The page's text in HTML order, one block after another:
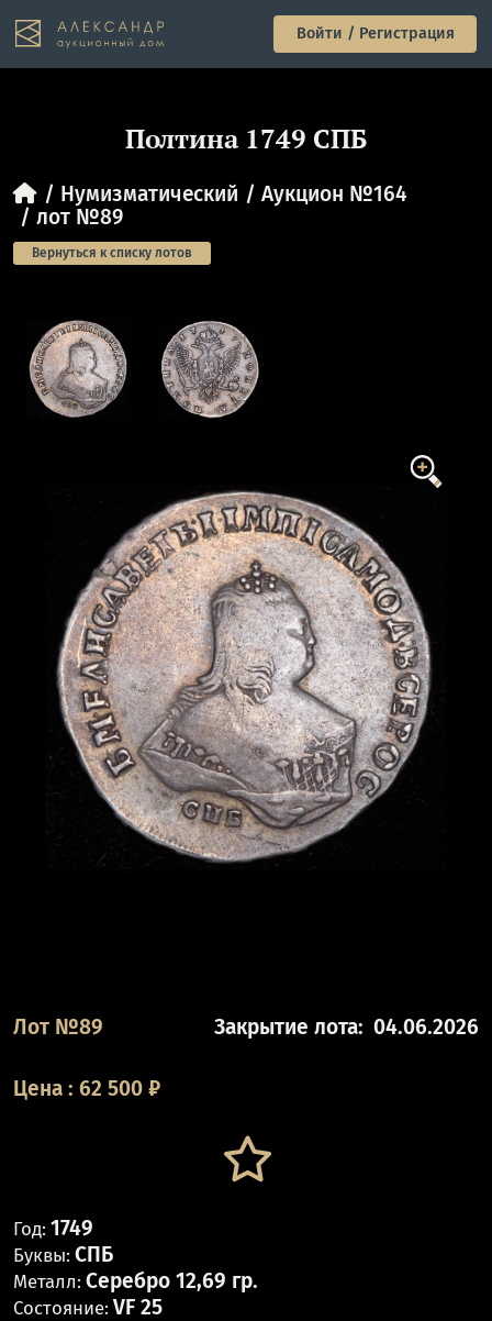
Войти / Регистрация
Полтина 1749 СПБ
Нумизматический
Аукцион №164
лот №89
Вернуться к списку лотов
Лот №89 Закрытие лота: 04.06.2026
Цена : 62 500 ₽
Год: 1749
Буквы: СПБ
Металл: Серебро 12,69 гр.
Состояние: VF 25